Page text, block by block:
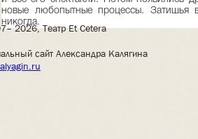
новые любопытные процессы. Затишья
никогда.
2026, Театр Et Cetera
сайт Александра Калягина